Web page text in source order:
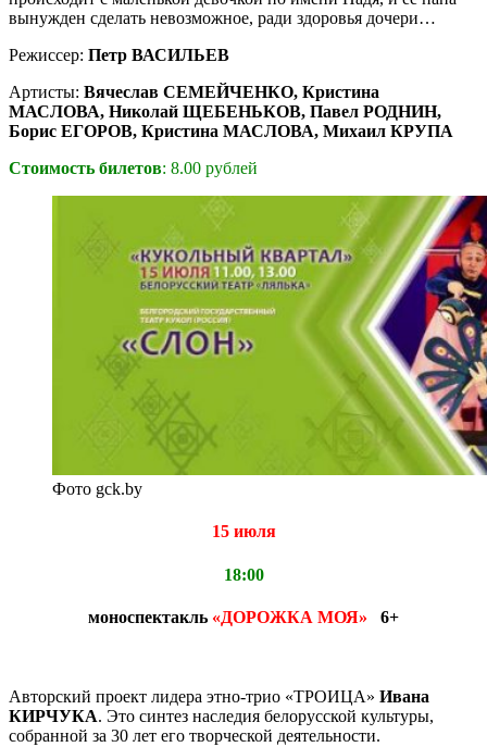
вынужден сделать невозможное, ради здоровья дочери…
Режиссер: Петр ВАСИЛЬЕВ
Артисты: Вячеслав СЕМЕЙЧЕНКО, Кристина
МАСЛОВА, Николай ЩЕБЕНЬКОВ, Павел РОДНИН,
Борис ЕГОРОВ, Кристина МАСЛОВА, Михаил КРУПА
Стоимость билетов: 8.00 рублей
Фото gck.by
15 июля
18:00
моноспектакль «ДОРОЖКА МОЯ» 6+
Авторский проект лидера этно-трио «ТРОИЦА» Ивана
КИРЧУКА. Это синтез наследия белорусской культуры,
собранной за 30 лет его творческой деятельности.